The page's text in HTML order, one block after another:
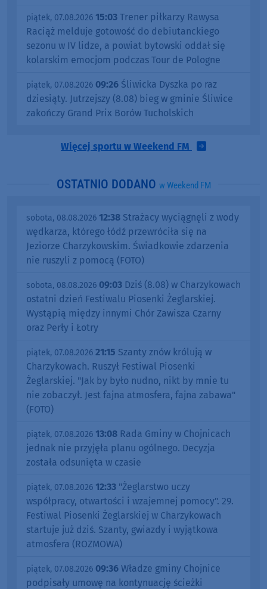
piątek, 07.08.2026 15:03 Trener piłkarzy Rawysa
Raciąż melduje gotowość do debiutanckiego
sezonu w IV lidze, a powiat bytowski oddał się
kolarskim emocjom podczas Tour de Pologne
piątek, 07.08.2026 09:26 Śliwicka Dyszka po raz
dziesiąty. Jutrzejszy (8.08) bieg w gminie Śliwice
zakończy Grand Prix Borów Tucholskich
Więcej sportu w Weekend FM
OSTATNIO DODANO w Weekend FM
sobota, 08.08.2026 12:38 Strażacy wyciągnęli z wody
wędkarza, którego łódź przewróciła się na
Jeziorze Charzykowskim. Świadkowie zdarzenia
nie ruszyli z pomocą (FOTO)
sobota, 08.08.2026 09:03 Dziś (8.08) w Charzykowach
ostatni dzień Festiwalu Piosenki Żeglarskiej.
Wystąpią między innymi Chór Zawisza Czarny
oraz Perły i Łotry
piątek, 07.08.2026 21:15 Szanty znów królują w
Charzykowach. Ruszył Festiwal Piosenki
Żeglarskiej. "Jak by było nudno, nikt by mnie tu
nie zobaczył. Jest fajna atmosfera, fajna zabawa"
(FOTO)
piątek, 07.08.2026 13:08 Rada Gminy w Chojnicach
jednak nie przyjęła planu ogólnego. Decyzja
została odsunięta w czasie
piątek, 07.08.2026 12:33 "Żeglarstwo uczy
współpracy, otwartości i wzajemnej pomocy". 29.
Festiwal Piosenki Żeglarskiej w Charzykowach
startuje już dziś. Szanty, gwiazdy i wyjątkowa
atmosfera (ROZMOWA)
piątek, 07.08.2026 09:36 Władze gminy Chojnice
podpisały umowę na kontynuację ścieżki